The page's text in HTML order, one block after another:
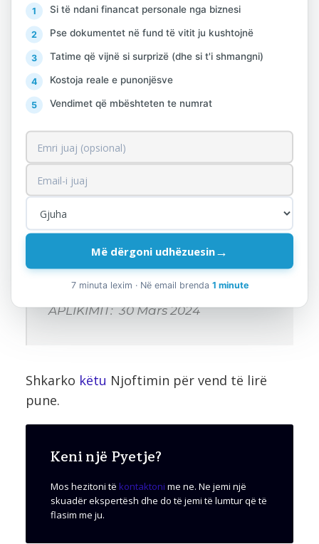
Të kenë minimumi 3-5 vjet eksperiencë
pune në pozicione të ngjashme.
APLIKIMI
CV – në e tyre, bashkëlidhur me
dokumentet që tregojnë edukimin dhe
çertifikimet e ndjekura; në formë
hello@alprofitconsult.al
AFATI I FUNDIT PËR PRANIMIN E
APLIKIMIT: 30 Mars 2024
Shkarko këtu Njoftimin për vend të lirë
pune.
Keni një Pyetje?
Mos hezitoni të kontaktoni me ne. Ne jemi një
skuadër ekspertësh dhe do të jemi të lumtur që të
flasim me ju.
Si të ndani financat personale nga biznesi
Pse dokumentet në fund të vitit ju kushtojnë
Tatime që vijnë si surprizë (dhe si t'i shmangni)
Kostoja reale e punonjësve
Vendimet që mbështeten te numrat
Më dërgoni udhëzuesin→
7 minuta lexim · Në email brenda 1 minute